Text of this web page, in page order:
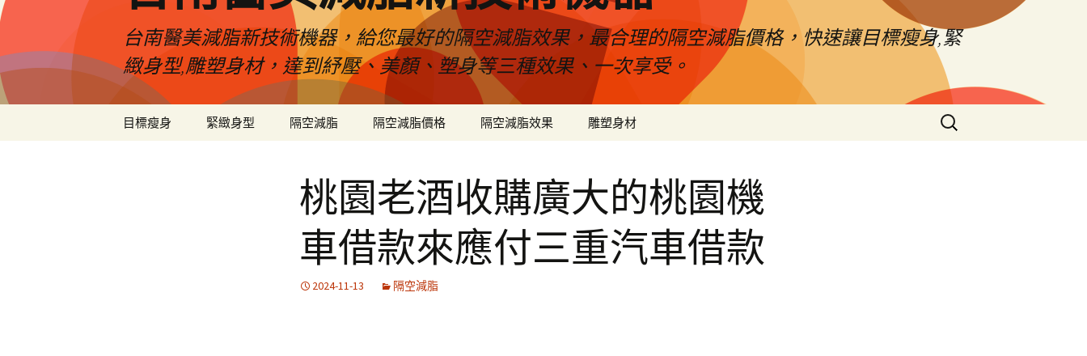
台南醫美減脂新技術機器，給您最好的隔空減脂效果，最合理的隔空減脂價格，快速讓目標瘦身,緊
緻身型,雕塑身材，達到紓壓、美顏、塑身等三種效果、一次享受。
目標瘦身 緊緻身型 隔空減脂 隔空減脂價格 隔空減脂效果 雕塑身材
搜
尋
桃園老酒收購廣大的桃園機
車借款來應付三重汽車借款
2024-11-13 隔空減脂